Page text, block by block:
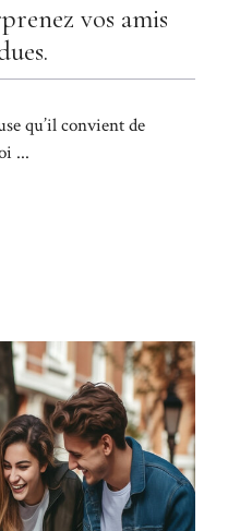
vos amis
qu’il convient de
...